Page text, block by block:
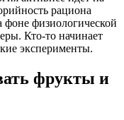
рациона
фоне физиологической
Кто-то начинает
эксперименты.
фрукты и